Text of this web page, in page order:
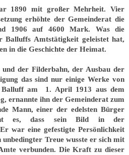
1890 mit großer Mehrheit. Vier
erhöhte der Gemeinderat die
1906 auf 4600 Mark. Was die
Balluffs Amtstätigkeit geleistet hat,
in die Geschichte der Heimat.
der Filderbahn, der Ausbau der
das sind nur einige Werke von
Balluff am 1. April 1913 aus dem
ernannte ihn der Gemeinderat zum
Mann, einer der edelsten Bürger
es, dass sein Bild in der
war eine gefestigte Persönlichkeit
unbedingter Treue wusste er sich mit
verbunden. Die Kraft zu dieser